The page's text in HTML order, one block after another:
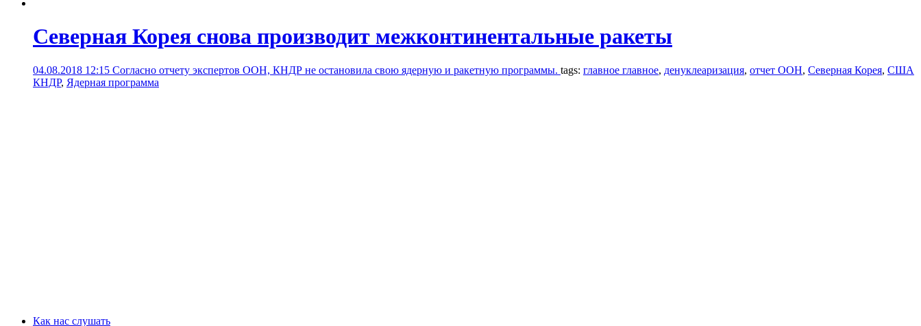
Северная Корея снова производит межконтинентальные ракеты
04.08.2018 12:15 Согласно отчету экспертов ООН, КНДР не остановила свою ядерную и ракетную программы. tags: главное главное, денуклеаризация, отчет ООН, Северная Корея, США
КНДР, Ядерная программа
Как нас слушать